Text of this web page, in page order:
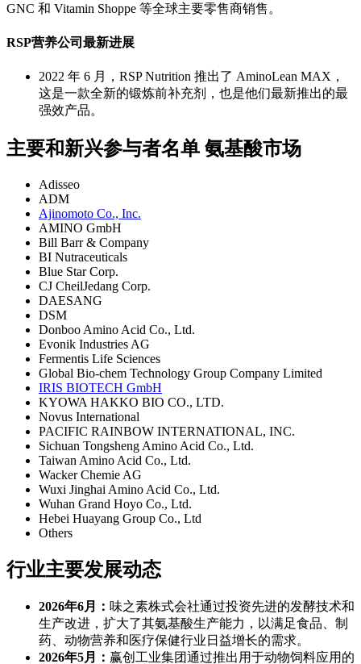
GNC 和 Vitamin Shoppe 等全球主要零售商销售。
RSP营养公司最新进展
2022 年 6 月，RSP Nutrition 推出了 AminoLean MAX，
这是一款全新的锻炼前补充剂，也是他们最新推出的最
强效产品。
主要和新兴参与者名单 氨基酸市场
Adisseo
ADM
Ajinomoto Co., Inc.
AMINO GmbH
Bill Barr & Company
BI Nutraceuticals
Blue Star Corp.
CJ CheilJedang Corp.
DAESANG
DSM
Donboo Amino Acid Co., Ltd.
Evonik Industries AG
Fermentis Life Sciences
Global Bio-chem Technology Group Company Limited
IRIS BIOTECH GmbH
KYOWA HAKKO BIO CO., LTD.
Novus International
PACIFIC RAINBOW INTERNATIONAL, INC.
Sichuan Tongsheng Amino Acid Co., Ltd.
Taiwan Amino Acid Co., Ltd.
Wacker Chemie AG
Wuxi Jinghai Amino Acid Co., Ltd.
Wuhan Grand Hoyo Co., Ltd.
Hebei Huayang Group Co., Ltd
Others
行业主要发展动态
2026年6月： 味之素株式会社通过投资先进的发酵技术和
生产改进，扩大了其氨基酸生产能力，以满足食品、制
药、动物营养和医疗保健行业日益增长的需求。
2026年5月： 赢创工业集团通过推出用于动物饲料应用的